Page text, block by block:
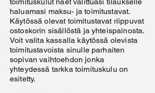
haluamasi maksu- ja toimitustavat.
Käytössä olevat toimitustavat riippuvat
ostoskorin sisällöstä ja yhteispainosta.
Voit valita kassalla käytössä olevista
toimitustavoista sinulle parhaiten
sopivan vaihtoehdon jonka
yhteydessä tarkka toimituskulu on
esitetty.